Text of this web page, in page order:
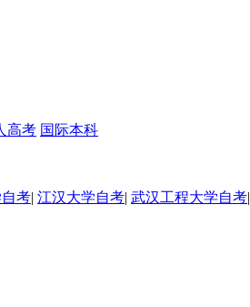
高考 国际本科
考| 江汉大学自考| 武汉工程大学自考|